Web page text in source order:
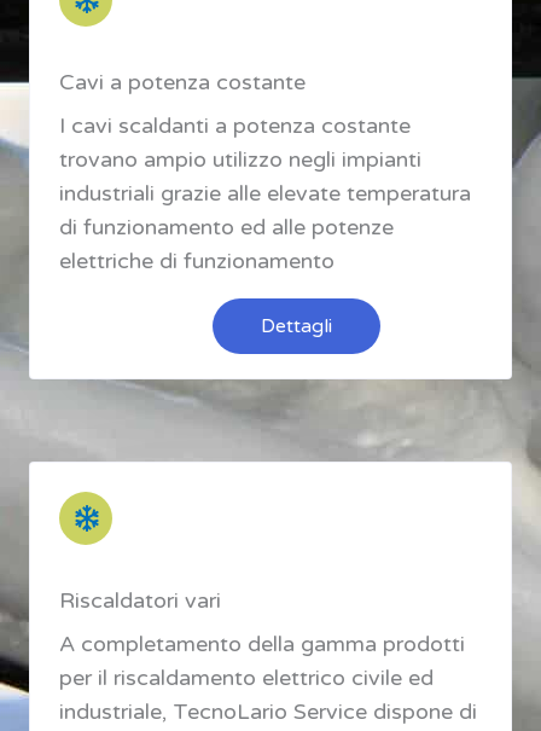
Cavi a potenza costante
I cavi scaldanti a potenza costante
trovano ampio utilizzo negli impianti
industriali grazie alle elevate temperatura
di funzionamento ed alle potenze
elettriche di funzionamento
Dettagli
Riscaldatori vari
A completamento della gamma prodotti
per il riscaldamento elettrico civile ed
industriale, TecnoLario Service dispone di